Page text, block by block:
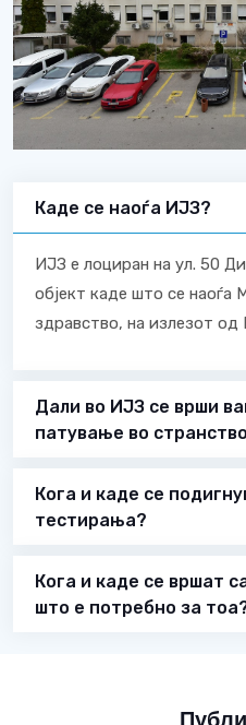
Каде се наоѓа ИЈЗ?
ИЈЗ е лоциран на ул. 50
објект каде што се наоѓа
здравство, на излезот од
Дали во ИЈЗ се врши
патување во
Кога и каде се
тестирања?
Кога и каде се вршат
што е потребно за